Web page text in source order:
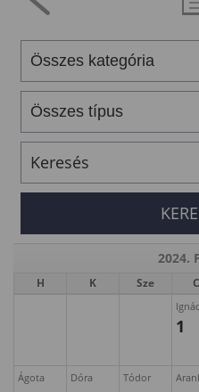
2024.
H K Sze
Ignác
1
Ágota Dóra Tódor